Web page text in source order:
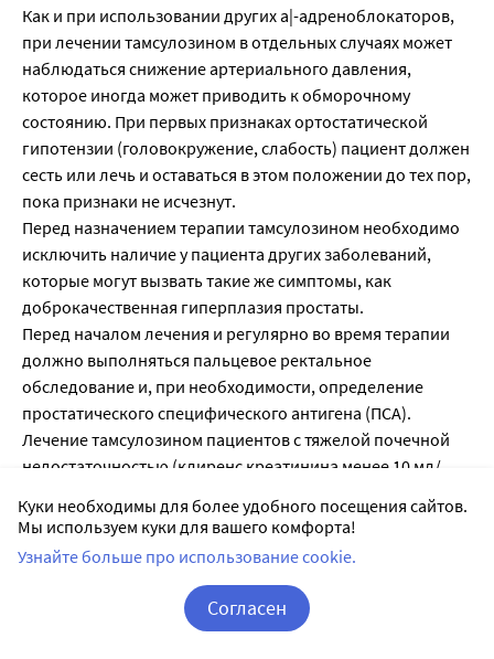
Как и при использовании других а|-адреноблокаторов,
при лечении тамсулозином в отдельных случаях может
наблюдаться снижение артериального давления,
которое иногда может приводить к обморочному
состоянию. При первых признаках ортостатической
гипотензии (головокружение, слабость) пациент должен
сесть или лечь и оставаться в этом положении до тех пор,
пока признаки не исчезнут.
Перед назначением терапии тамсулозином необходимо
исключить наличие у пациента других заболеваний,
которые могут вызвать такие же симптомы, как
доброкачественная гиперплазия простаты.
Перед началом лечения и регулярно во время терапии
должно выполняться пальцевое ректальное
обследование и, при необходимости, определение
простатического специфического антигена (ПСА).
Лечение тамсулозином пациентов с тяжелой почечной
недостаточностью (клиренс креатинина менее 10 мл/
категории пациентов не проводилось.
У некоторых пациентов, принимающих или ранее
принимавших тамсулозин, во время проведения
оперативных вмешательств по поводу катаракты или
глаукомы возможно развитие синдрома
Куки необходимы для более удобного посещения сайтов.
Мы используем куки для вашего комфорта!
Узнайте больше про использование cookie.
Согласен